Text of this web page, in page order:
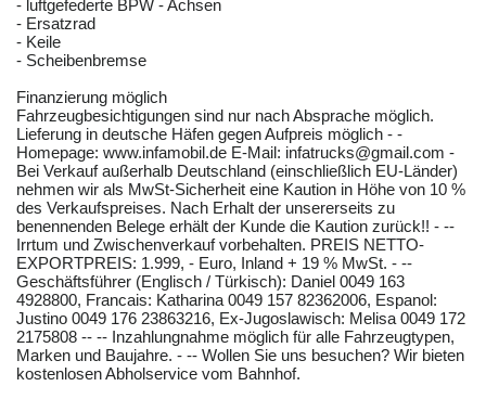
- luftgefederte BPW - Achsen
- Ersatzrad
- Keile
- Scheibenbremse
Finanzierung möglich
Fahrzeugbesichtigungen sind nur nach Absprache möglich.
Lieferung in deutsche Häfen gegen Aufpreis möglich - -
Homepage: www.infamobil.de E-Mail: infatrucks@gmail.com -
Bei Verkauf außerhalb Deutschland (einschließlich EU-Länder)
nehmen wir als MwSt-Sicherheit eine Kaution in Höhe von 10 %
des Verkaufspreises. Nach Erhalt der unsererseits zu
benennenden Belege erhält der Kunde die Kaution zurück!! - --
Irrtum und Zwischenverkauf vorbehalten. PREIS NETTO-
EXPORTPREIS: 1.999, - Euro, Inland + 19 % MwSt. - --
Geschäftsführer (Englisch / Türkisch): Daniel 0049 163
4928800, Francais: Katharina 0049 157 82362006, Espanol:
Justino 0049 176 23863216, Ex-Jugoslawisch: Melisa 0049 172
2175808 -- -- Inzahlungnahme möglich für alle Fahrzeugtypen,
Marken und Baujahre. - -- Wollen Sie uns besuchen? Wir bieten
kostenlosen Abholservice vom Bahnhof.